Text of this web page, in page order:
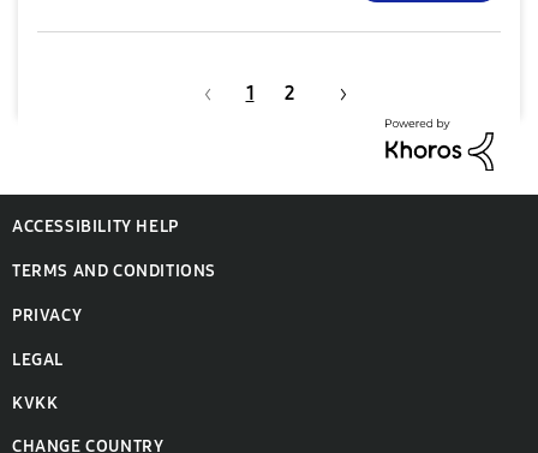
1 2
ACCESSIBILITY HELP
TERMS AND CONDITIONS
PRIVACY
LEGAL
KVKK
CHANGE COUNTRY